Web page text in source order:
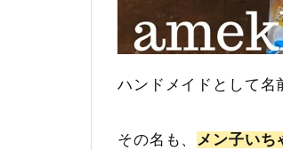
ハンドメイドとして名
その名も、 メン子いち